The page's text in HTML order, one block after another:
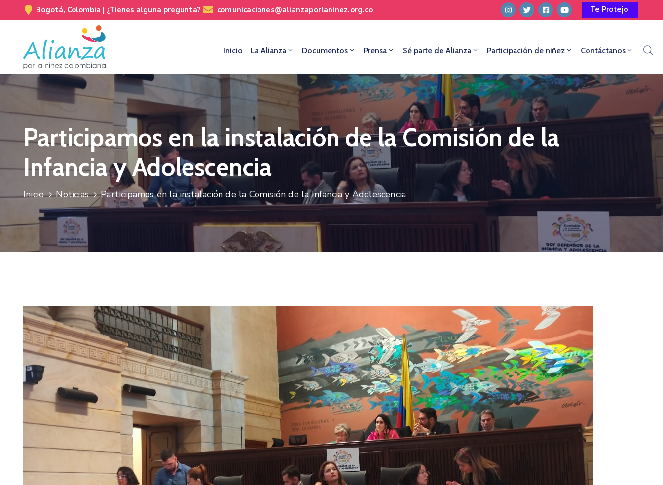
Bogotá, Colombia | ¿Tienes alguna pregunta? comunicaciones@alianzaporlaninez.org.co Te Protejo
Inicio La Alianza Documentos Prensa Sé parte de Alianza Participación de niñez Contáctanos
Participamos en la instalación de la Comisión de la
Infancia y Adolescencia
Inicio Noticias Participamos en la instalación de la Comisión de la Infancia y Adolescencia